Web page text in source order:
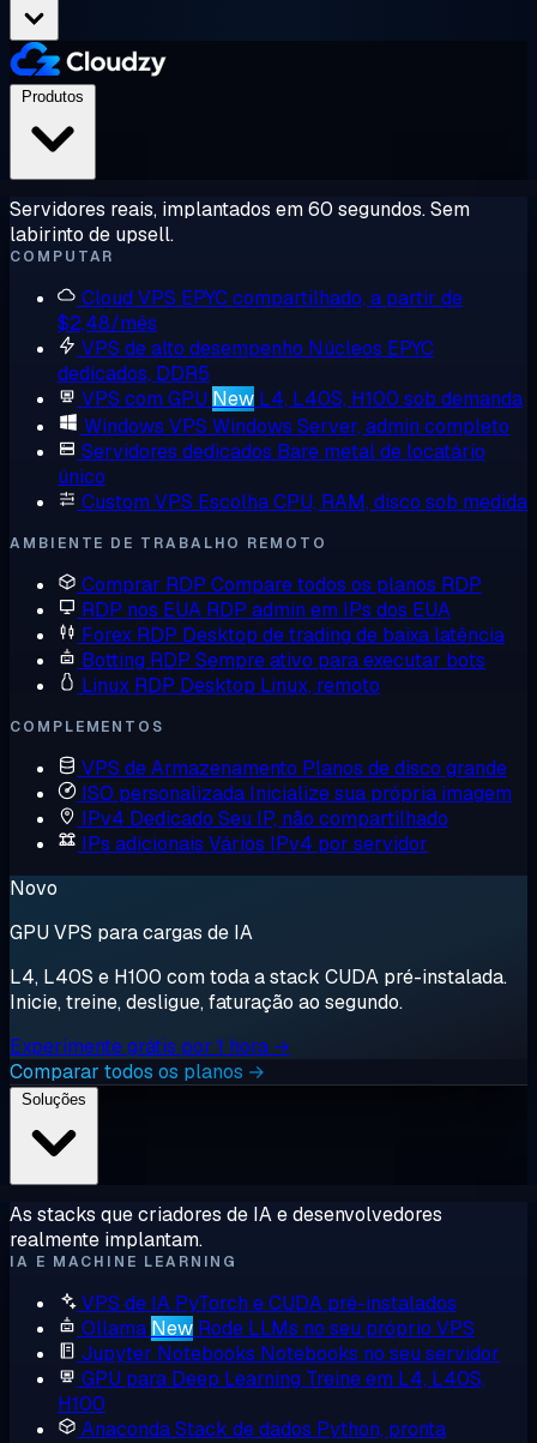
Servidores reais, implantados em 60 segundos. Sem
labirinto de upsell.
COMPUTAR
Cloud VPS EPYC compartilhado, a partir de
$2,48/mês
VPS de alto desempenho Núcleos EPYC
dedicados, DDR5
VPS com GPU New L4, L40S, H100 sob demanda
Windows VPS Windows Server, admin completo
Servidores dedicados Bare metal de locatário
único
Custom VPS Escolha CPU, RAM, disco sob medida
AMBIENTE DE TRABALHO REMOTO
Comprar RDP Compare todos os planos RDP
RDP nos EUA RDP admin em IPs dos EUA
Forex RDP Desktop de trading de baixa latência
Botting RDP Sempre ativo para executar bots
Linux RDP Desktop Linux, remoto
COMPLEMENTOS
VPS de Armazenamento Planos de disco grande
ISO personalizada Inicialize sua própria imagem
IPv4 Dedicado Seu IP, não compartilhado
IPs adicionais Vários IPv4 por servidor
Novo
GPU VPS para cargas de IA
L4, L40S e H100 com toda a stack CUDA pré-instalada.
Inicie, treine, desligue, faturação ao segundo.
Experimente grátis por 1 hora →
Comparar todos os planos →
As stacks que criadores de IA e desenvolvedores
realmente implantam.
IA E MACHINE LEARNING
VPS de IA PyTorch e CUDA pré-instalados
Ollama New Rode LLMs no seu próprio VPS
Jupyter Notebooks Notebooks no seu servidor
GPU para Deep Learning Treine em L4, L40S,
H100
AnacondaStack de dados Python, pronta